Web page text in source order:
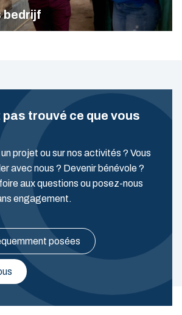
bedrijf
trouvé ce que vous
projet ou sur nos activités ? Vous
avec nous ? Devenir bénévole ?
aux questions ou posez-nous
engagement.
posées